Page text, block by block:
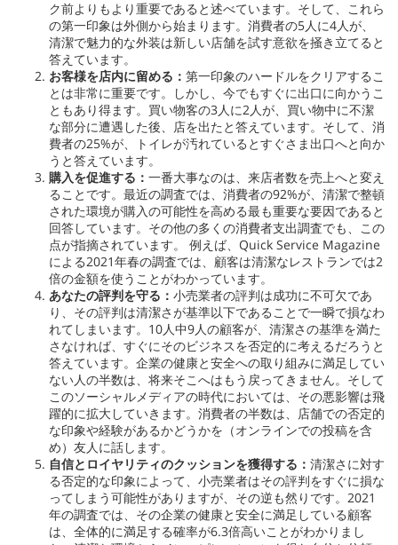
ク前よりもより重要であると述べています。そして、これら
の第一印象は外側から始まります。消費者の5人に4人が、
清潔で魅力的な外装は新しい店舗を試す意欲を掻き立てると
答えています。
お客様を店内に留める： 第一印象のハードルをクリアするこ
とは非常に重要です。しかし、今でもすぐに出口に向かうこ
ともあり得ます。買い物客の3人に2人が、買い物中に不潔
な部分に遭遇した後、店を出たと答えています。そして、消
費者の25%が、トイレが汚れているとすぐさま出口へと向か
うと答えています。
購入を促進する： 一番大事なのは、来店者数を売上へと変え
ることです。最近の調査では、消費者の92%が、清潔で整頓
された環境が購入の可能性を高める最も重要な要因であると
回答しています。その他の多くの消費者支出調査でも、この
点が指摘されています。
例えば、Quick Service Magazine
による2021年春の調査では、顧客は清潔なレストランでは2
倍の金額を使うことがわかっています。
あなたの評判を守る： 小売業者の評判は成功に不可欠であ
り、その評判は清潔さが基準以下であることで一瞬で損なわ
れてしまいます。10人中9人の顧客が、清潔さの基準を満た
さなければ、すぐにそのビジネスを否定的に考えるだろうと
答えています。企業の健康と安全への取り組みに満足してい
ない人の半数は、将来そこへはもう戻ってきません。そして
このソーシャルメディアの時代においては、その悪影響は飛
躍的に拡大していきます。消費者の半数は、店舗での否定的
な印象や経験があるかどうかを（オンラインでの投稿を含
め）友人に話します。
自信とロイヤリティのクッションを獲得する： 清潔さに対す
る否定的な印象によって、小売業者はその評判をすぐに損な
ってしまう可能性がありますが、その逆も然りです。2021
年の調査では、その企業の健康と安全に満足している顧客
は、全体的に満足する確率が6.3倍高いことがわかりまし